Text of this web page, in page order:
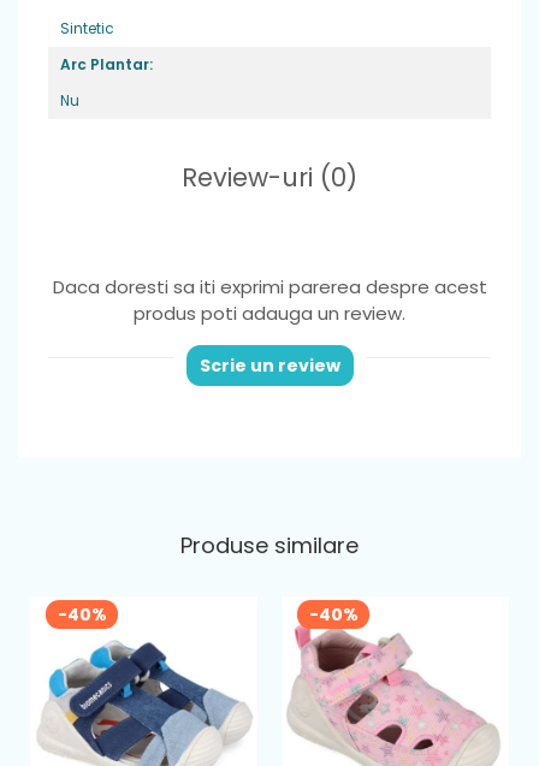
miscare.
Sintetic
Arc Plantar:
Nu
Review-uri (0)
Daca doresti sa iti exprimi parerea despre acest
produs poti adauga un review.
Scrie un review
Produse similare
-40% -40%